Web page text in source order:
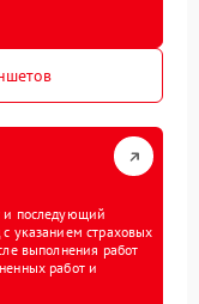
и последующий
указанием страховых
выполнения работ
работ и